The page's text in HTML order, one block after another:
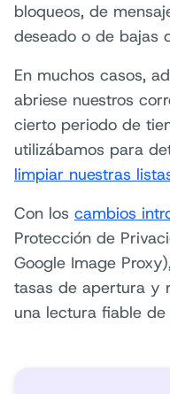
bloqueos, de
deseado o de bajas
En muchos casos,
abriese nuestros
cierto periodo de
utilizábamos para
limpiar nuestras
Con los cambios
Protección de
Google Image
tasas de apertura y
una lectura fiable de